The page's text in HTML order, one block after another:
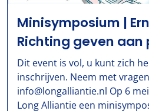
Minisymposium |
Richting geven
Dit event is vol, u kunt zich
inschrijven. Neem met
info@longalliantie.nl Op 6
Long Alliantie een